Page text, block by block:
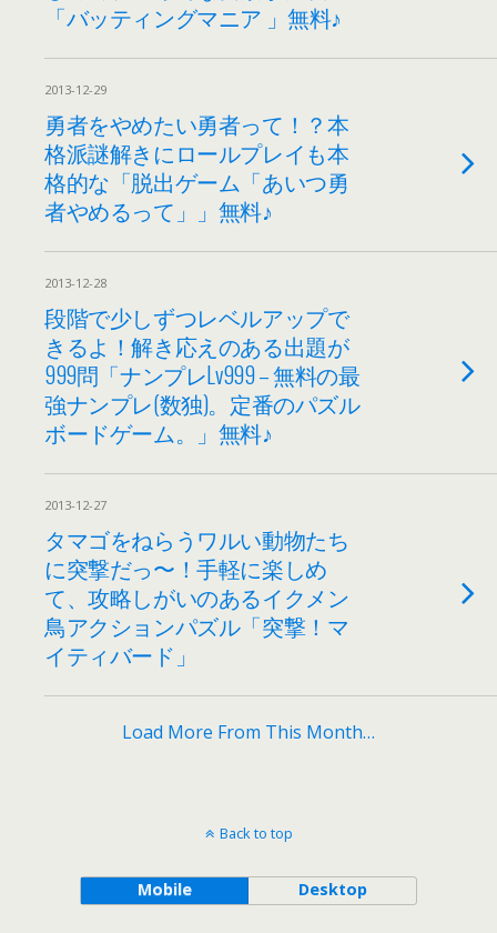
「バッティングマニア 」無料♪
2013-12-29
勇者をやめたい勇者って！？本
格派謎解きにロールプレイも本
格的な「脱出ゲーム「あいつ勇
者やめるって」」無料♪
2013-12-28
段階で少しずつレベルアップで
きるよ！解き応えのある出題が
999問「ナンプレLv999 – 無料の最
強ナンプレ(数独)。定番のパズル
ボードゲーム。」無料♪
2013-12-27
タマゴをねらうワルい動物たち
に突撃だっ〜！手軽に楽しめ
て、攻略しがいのあるイクメン
鳥アクションパズル「突撃！マ
イティバード」
Load More From This Month…
Back to top
Mobile Desktop